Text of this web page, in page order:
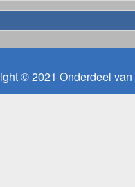
© 2021 Onderdeel van